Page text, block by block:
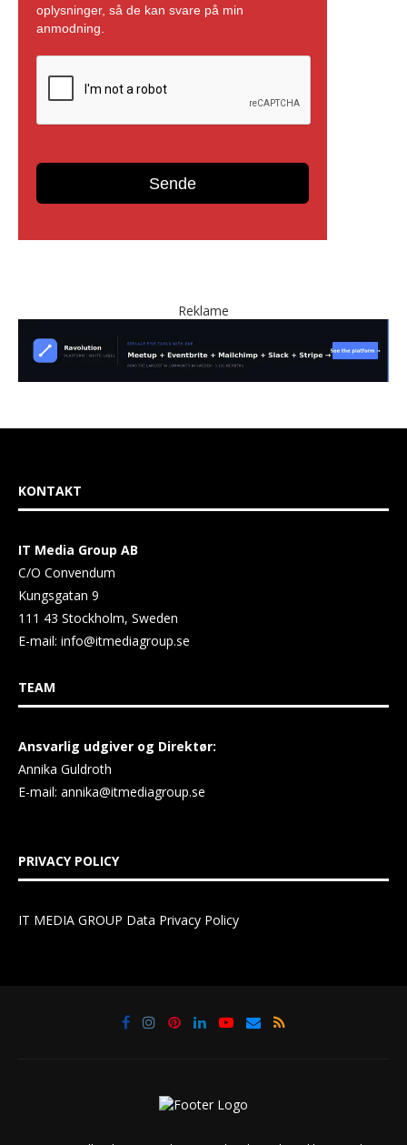
Reklame
KONTAKT
IT Media Group AB
C/O Convendum
Kungsgatan 9
111 43 Stockholm, Sweden
E-mail: info@itmediagroup.se
TEAM
Ansvarlig udgiver og Direktør:
Annika Guldroth
E-mail: annika@itmediagroup.se
PRIVACY POLICY
IT MEDIA GROUP Data Privacy Policy